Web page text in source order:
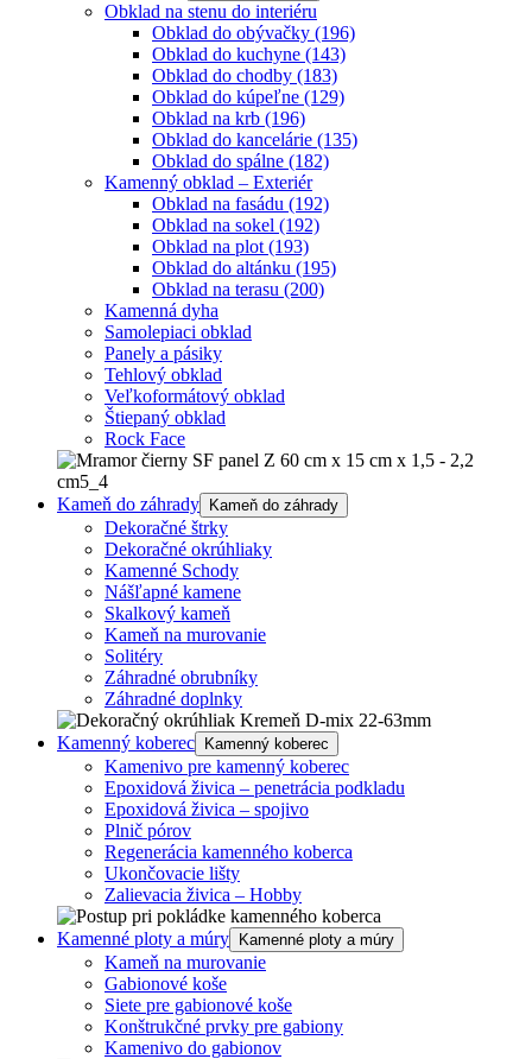
Obklad na stenu do interiéru
Obklad do obývačky (196)
Obklad do kuchyne (143)
Obklad do chodby (183)
Obklad do kúpeľne (129)
Obklad na krb (196)
Obklad do kancelárie (135)
Obklad do spálne (182)
Kamenný obklad – Exteriér
Obklad na fasádu (192)
Obklad na sokel (192)
Obklad na plot (193)
Obklad do altánku (195)
Obklad na terasu (200)
Kamenná dyha
Samolepiaci obklad
Panely a pásiky
Tehlový obklad
Veľkoformátový obklad
Štiepaný obklad
Rock Face
Kameň do záhrady Kameň do záhrady
Dekoračné štrky
Dekoračné okrúhliaky
Kamenné Schody
Nášľapné kamene
Skalkový kameň
Kameň na murovanie
Solitéry
Záhradné obrubníky
Záhradné doplnky
Kamenný koberec Kamenný koberec
Kamenivo pre kamenný koberec
Epoxidová živica – penetrácia podkladu
Epoxidová živica – spojivo
Plnič pórov
Regenerácia kamenného koberca
Ukončovacie lišty
Zalievacia živica – Hobby
Kamenné ploty a múry Kamenné ploty a múry
Kameň na murovanie
Gabionové koše
Siete pre gabionové koše
Konštrukčné prvky pre gabiony
Kamenivo do gabionov